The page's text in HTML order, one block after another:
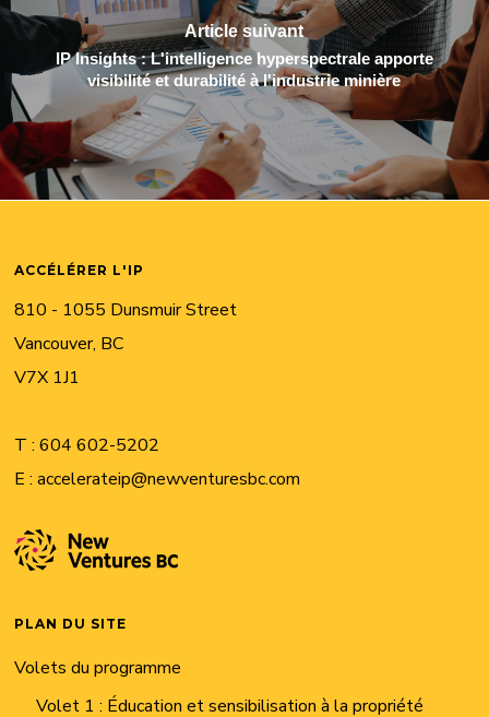
Article suivant
IP Insights : L'intelligence hyperspectrale apporte
visibilité et durabilité à l'industrie minière
ACCÉLÉRER L'IP
810 - 1055 Dunsmuir Street
Vancouver, BC
V7X 1J1
T :604 602-5202
E :accelerateip@newventuresbc.com
PLAN DU SITE
Volets du programme
Volet 1 : Éducation et sensibilisation à la propriété